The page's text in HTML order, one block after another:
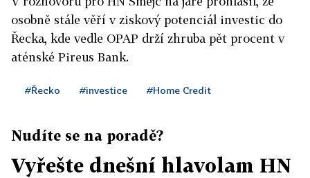
osobně stále věří v ziskový potenciál investic do
Řecka, kde vedle OPAP drží zhruba pět procent v
aténské Pireus Bank.
#Řecko #investice #Home Credit
Nudíte se na poradě?
Vyřešte dnešní hlavolam HN